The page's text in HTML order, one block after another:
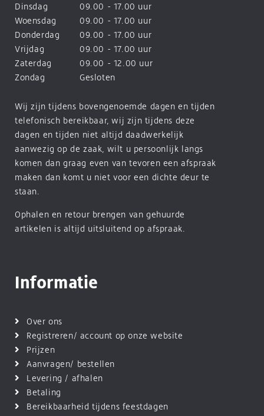
Dinsdag
09.00 - 17.00 uur
Woensdag
09.00 - 17.00 uur
Donderdag
09.00 - 17.00 uur
Vrijdag
09.00 - 17.00 uur
Zaterdag
09.00 - 12.00 uur
Zondag
Gesloten
Wij zijn tijdens bovengenoemde dagen en tijden
telefonisch bereikbaar, wij zijn tijdens deze
dagen en tijden niet altijd daadwerkelijk
aanwezig op de zaak, wilt u persoonlijk langs
komen dan graag even van tevoren een afspraak
maken dan komt u niet voor een dichte deur te
staan.
Ophalen en retour brengen van gehuurde
artikelen is altijd uitsluitend op afspraak.
Informatie
Over ons
Registreren/ account op onze website
Prijzen
Aanvragen/ bestellen
Levering / afhalen
Betaling
Bereikbaarheid tijdens feestdagen